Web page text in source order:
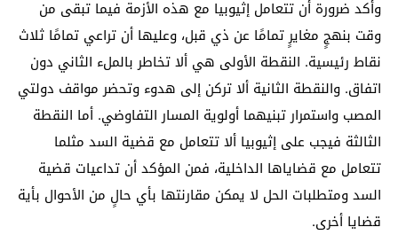
وأكد ضرورة أن تتعامل إثيوبيا مع هذه الأزمة فيما تبقى من
وقت بنهجٍ مغايرٍ تمامًا عن ذي قبل، وعليها أن تراعي تمامًا ثلاث
نقاط رئيسية. النقطة الأولى هي ألا تخاطر بالملء الثاني دون
اتفاق. والنقطة الثانية ألا تركن إلى هدوء وتحضر مواقف دولتي
المصب واستمرار تبنيهما أولوية المسار التفاوضي. أما النقطة
الثالثة فيجب على إثيوبيا ألا تتعامل مع قضية السد مثلما
تتعامل مع قضاياها الداخلية، فمن المؤكد أن تداعيات قضية
السد ومتطلبات الحل لا يمكن مقارنتها بأي حالٍ من الأحوال بأية
قضايا أخرى.